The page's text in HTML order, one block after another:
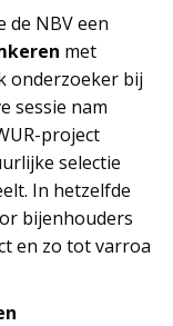
de NBV een
met
onderzoeker bij
sessie nam
project
selectie
In hetzelfde
bijenhouders
en zo tot varroa